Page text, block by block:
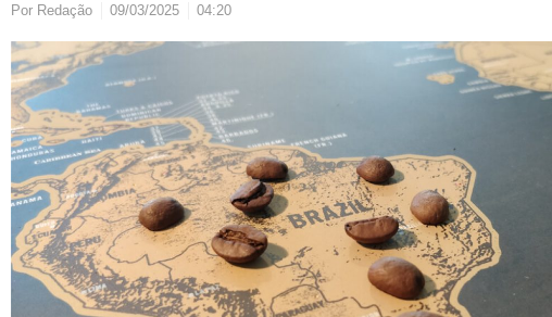
Por Redação 09/03/2025 04:20